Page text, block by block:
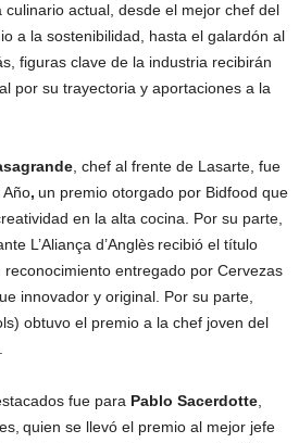
actual, desde el mejor chef del
a la sostenibilidad, hasta el galardón al
figuras clave de la industria recibirán
por su trayectoria y aportaciones a la
, chef al frente de Lasarte, fue
Año, un premio otorgado por Bidfood que
en la alta cocina. Por su parte,
L’Aliança d’Anglès recibió el título
entregado por Cervezas
innovador y original. Por su parte,
obtuvo el premio a la chef joven del
fue para Pablo Sacerdotte
quien se llevó el premio al mejor jefe